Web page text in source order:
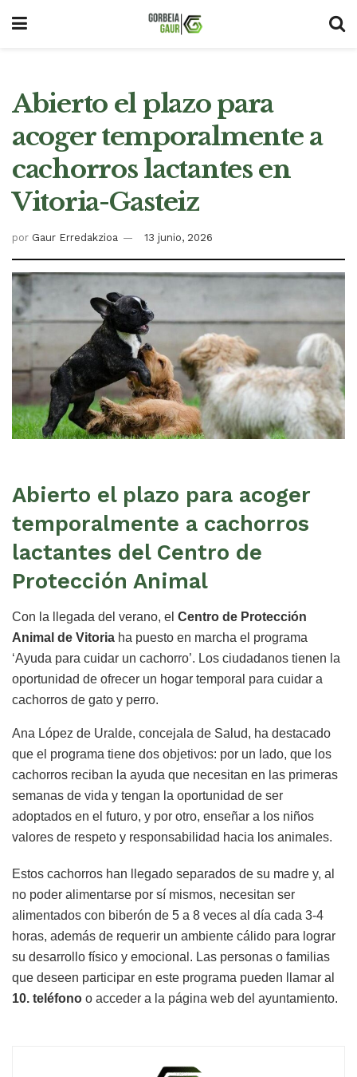
Abierto el plazo para
acoger temporalmente a
cachorros lactantes en
Vitoria-Gasteiz
por Gaur Erredakzioa 13 junio, 2026
Abierto el plazo para acoger
temporalmente a cachorros
lactantes del Centro de
Protección Animal
Con la llegada del verano, el Centro de Protección
Animal de Vitoria ha puesto en marcha el programa
‘Ayuda para cuidar un cachorro’. Los ciudadanos tienen la
oportunidad de ofrecer un hogar temporal para cuidar a
cachorros de gato y perro.
Ana López de Uralde, concejala de Salud, ha destacado
que el programa tiene dos objetivos: por un lado, que los
cachorros reciban la ayuda que necesitan en las primeras
semanas de vida y tengan la oportunidad de ser
adoptados en el futuro, y por otro, enseñar a los niños
valores de respeto y responsabilidad hacia los animales.
Estos cachorros han llegado separados de su madre y, al
no poder alimentarse por sí mismos, necesitan ser
alimentados con biberón de 5 a 8 veces al día cada 3-4
horas, además de requerir un ambiente cálido para lograr
su desarrollo físico y emocional. Las personas o familias
que deseen participar en este programa pueden llamar al
10. teléfono o acceder a la página web del ayuntamiento.